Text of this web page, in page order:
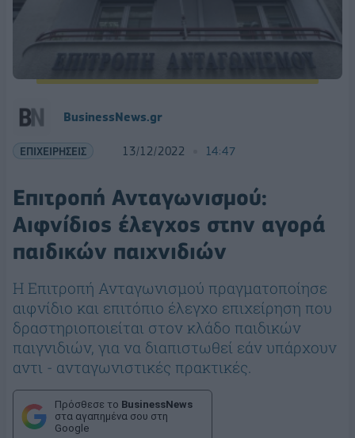
BusinessNews.gr
ΕΠΙΧΕΙΡΗΣΕΙΣ 13/12/2022 14:47
Επιτροπή Ανταγωνισμού:
Αιφνίδιος έλεγχος στην αγορά
παιδικών παιχνιδιών
Η Επιτροπή Ανταγωνισμού πραγματοποίησε
αιφνίδιο και επιτόπιο έλεγχο επιχείρηση που
δραστηριοποιείται στον κλάδο παιδικών
παιγνιδιών, για να διαπιστωθεί εάν υπάρχουν
αντι - ανταγωνιστικές πρακτικές.
Πρόσθεσε το BusinessNews
στα αγαπημένα σου στη
Google